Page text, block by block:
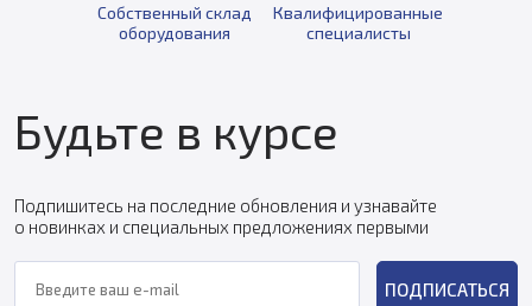
Собственный склад
оборудования
Квалифицированные
специалисты
Будьте в курсе
Подпишитесь на последние обновления и узнавайте
о новинках и специальных предложениях первыми
ПОДПИСАТЬСЯ